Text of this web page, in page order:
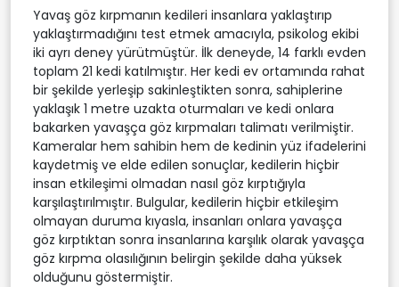
Yavaş göz kırpmanın kedileri insanlara yaklaştırıp
yaklaştırmadığını test etmek amacıyla, psikolog ekibi
iki ayrı deney yürütmüştür. İlk deneyde, 14 farklı evden
toplam 21 kedi katılmıştır. Her kedi ev ortamında rahat
bir şekilde yerleşip sakinleştikten sonra, sahiplerine
yaklaşık 1 metre uzakta oturmaları ve kedi onlara
bakarken yavaşça göz kırpmaları talimatı verilmiştir.
Kameralar hem sahibin hem de kedinin yüz ifadelerini
kaydetmiş ve elde edilen sonuçlar, kedilerin hiçbir
insan etkileşimi olmadan nasıl göz kırptığıyla
karşılaştırılmıştır. Bulgular, kedilerin hiçbir etkileşim
olmayan duruma kıyasla, insanları onlara yavaşça
göz kırptıktan sonra insanlarına karşılık olarak yavaşça
göz kırpma olasılığının belirgin şekilde daha yüksek
olduğunu göstermiştir.